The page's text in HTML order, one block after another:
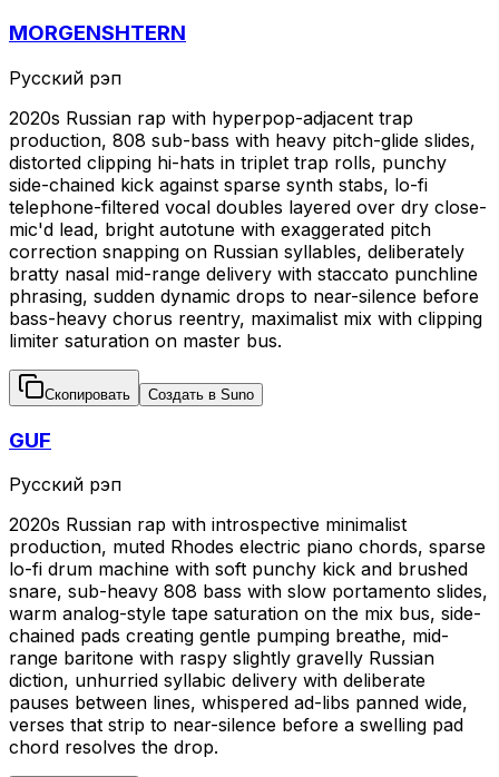
MORGENSHTERN
Русский рэп
2020s Russian rap with hyperpop-adjacent trap
production, 808 sub-bass with heavy pitch-glide slides,
distorted clipping hi-hats in triplet trap rolls, punchy
side-chained kick against sparse synth stabs, lo-fi
telephone-filtered vocal doubles layered over dry close-
mic'd lead, bright autotune with exaggerated pitch
correction snapping on Russian syllables, deliberately
bratty nasal mid-range delivery with staccato punchline
phrasing, sudden dynamic drops to near-silence before
bass-heavy chorus reentry, maximalist mix with clipping
limiter saturation on master bus.
Скопировать Создать в Suno
GUF
Русский рэп
2020s Russian rap with introspective minimalist
production, muted Rhodes electric piano chords, sparse
lo-fi drum machine with soft punchy kick and brushed
snare, sub-heavy 808 bass with slow portamento slides,
warm analog-style tape saturation on the mix bus, side-
chained pads creating gentle pumping breathe, mid-
range baritone with raspy slightly gravelly Russian
diction, unhurried syllabic delivery with deliberate
pauses between lines, whispered ad-libs panned wide,
verses that strip to near-silence before a swelling pad
chord resolves the drop.